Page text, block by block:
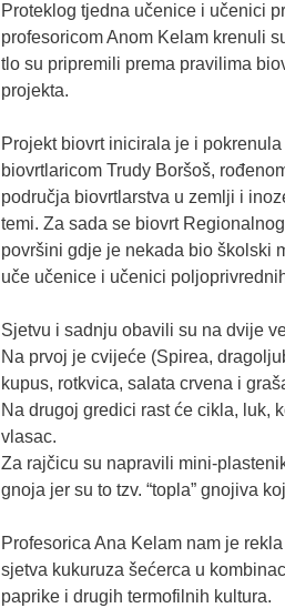
Proteklog tjedna učenice i učenici
profesoricom Anom Kelam krenuli
tlo su pripremili prema pravilima
projekta.
Projekt biovrt inicirala je i
biovrtlaricom Trudy Boršoš,
područja biovrtlarstva u zemlji i
temi. Za sada se biovrt
površini gdje je nekada bio školski
uče učenice i učenici
Sjetvu i sadnju obavili su na dvije
Na prvoj je cvijeće (Spirea,
kupus, rotkvica, salata crvena i
Na drugoj gredici rast će cikla, luk,
vlasac.
Za rajčicu su napravili mini-
gnoja jer su to tzv. “topla” gnojiva
Profesorica Ana Kelam nam je
sjetva kukuruza šećerca u
paprike i drugih termofilnih kultura.